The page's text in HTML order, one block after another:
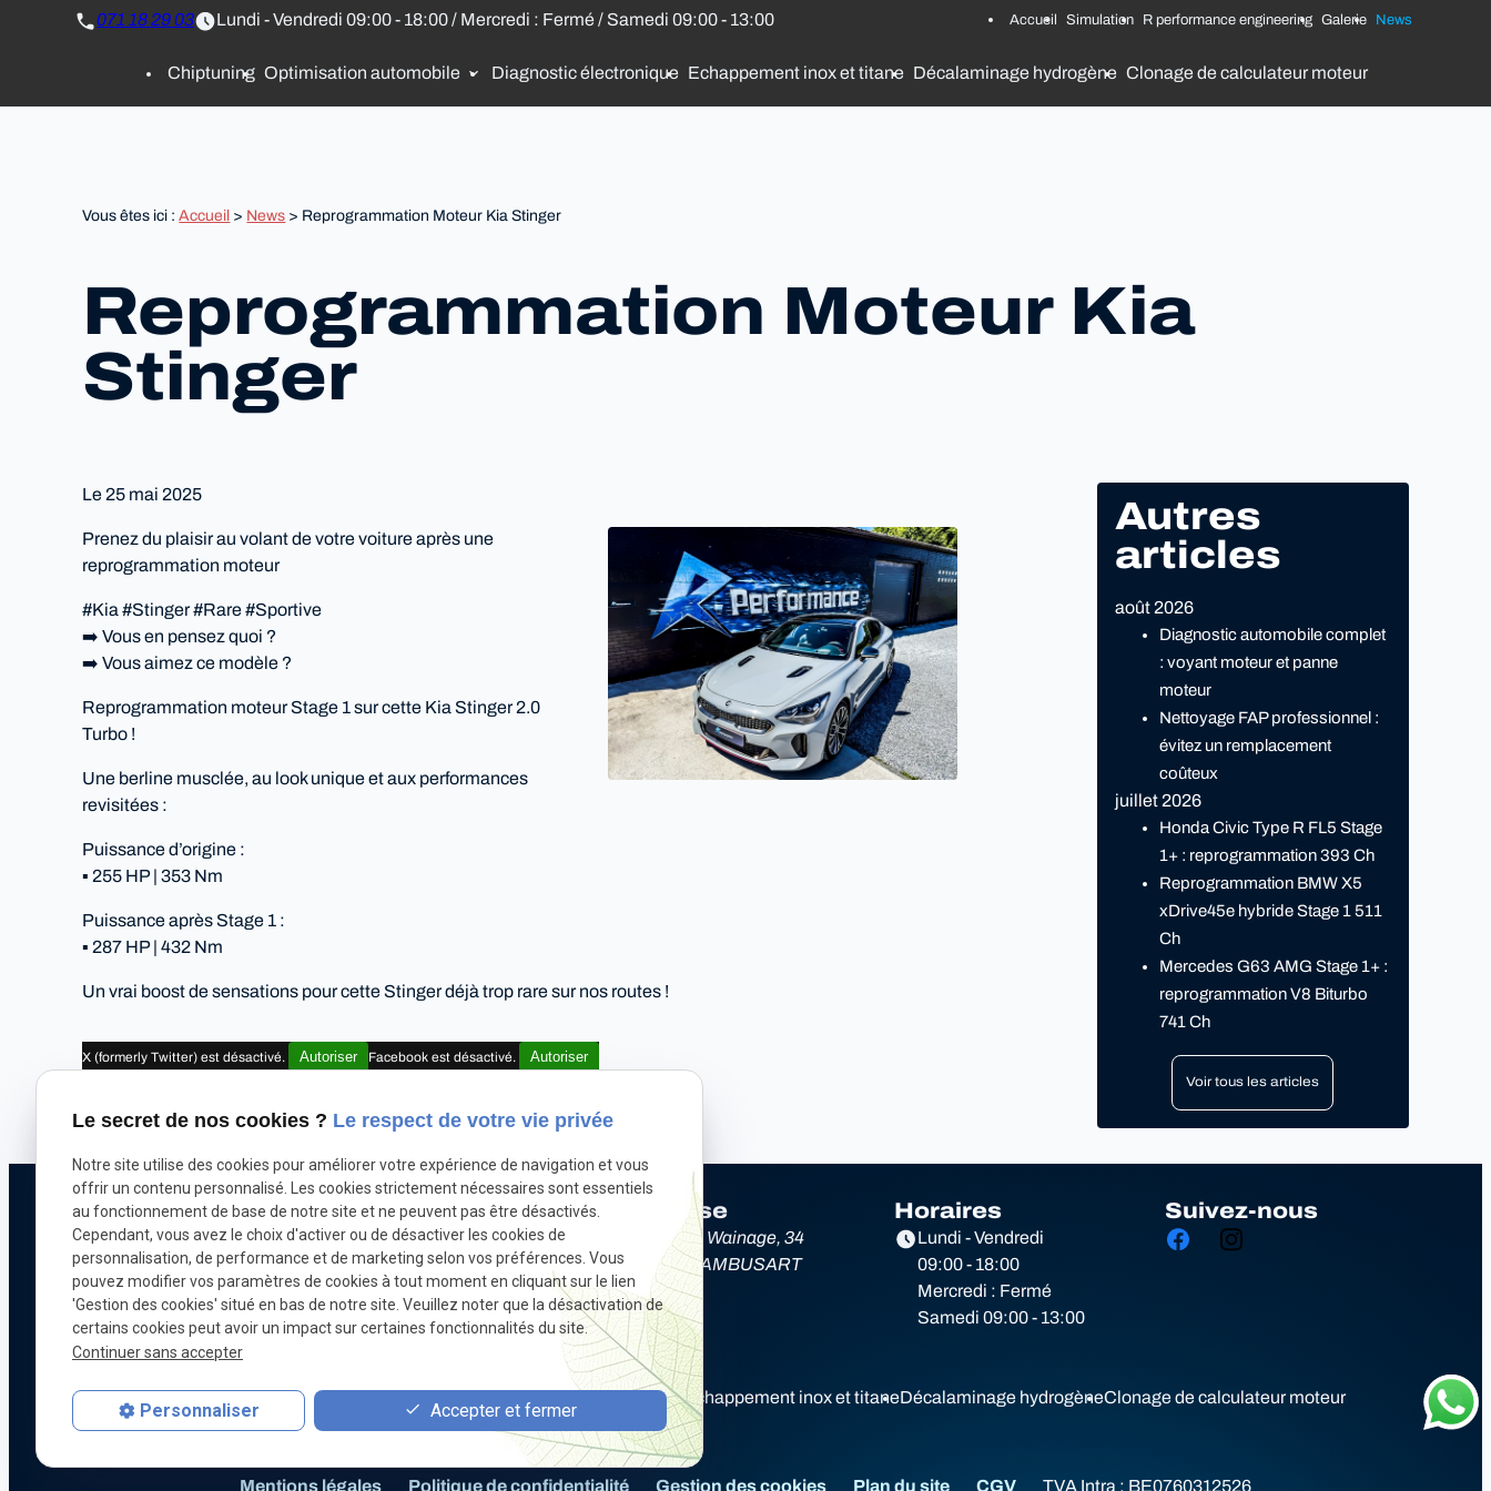
071 18 29 03 Lundi - Vendredi 09:00 - 18:00 / Mercredi : Fermé / Samedi 09:00 - 13:00 Accueil Simulation R performance engineering Galerie News
Chiptuning Optimisation automobile Diagnostic électronique Echappement inox et titane Décalaminage hydrogène Clonage de calculateur moteur
Vous êtes ici : Accueil > News > Reprogrammation Moteur Kia Stinger
Reprogrammation Moteur Kia
Stinger
Le25 mai 2025
Prenez du plaisir au volant de votre voiture après une
reprogrammation moteur
#Kia #Stinger #Rare #Sportive
➡️ Vous en pensez quoi ?
➡️ Vous aimez ce modèle ?
Reprogrammation moteur Stage 1 sur cette Kia Stinger 2.0
Turbo !
Une berline musclée, au look unique et aux performances
revisitées :
Puissance d’origine :
▪️ 255 HP | 353 Nm
Puissance après Stage 1 :
▪️ 287 HP | 432 Nm
Un vrai boost de sensations pour cette Stinger déjà trop rare sur nos routes !
X (formerly Twitter) est désactivé. Autoriser Facebook est désactivé. Autoriser
Autres
articles
août 2026
Diagnostic automobile complet
: voyant moteur et panne
moteur
Nettoyage FAP professionnel :
évitez un remplacement
coûteux
juillet 2026
Honda Civic Type R FL5 Stage
1+ : reprogrammation 393 Ch
Reprogrammation BMW X5
xDrive45e hybride Stage 1 511
Ch
Mercedes G63 AMG Stage 1+ :
reprogrammation V8 Biturbo
741 Ch
Voir tous les articles
Téléphone
Pour nous joindre
071 18 29 03
Adresse
Rue du Wainage, 34
6220 LAMBUSART
Horaires
Lundi - Vendredi
09:00 - 18:00
Mercredi : Fermé
Samedi 09:00 - 13:00
Suivez-nous
Optimisation automobile Diagnostic électroniqueEchappement inox et titaneDécalaminage hydrogèneClonage de calculateur moteur
Panneau de gestion des cookies
Le secret de nos cookies ? Le respect de votre vie privée
Notre site utilise des cookies pour améliorer votre expérience de navigation et vous
offrir un contenu personnalisé. Les cookies strictement nécessaires sont essentiels
au fonctionnement de base de notre site et ne peuvent pas être désactivés.
Cependant, vous avez le choix d'activer ou de désactiver les cookies de
personnalisation, de performance et de marketing selon vos préférences. Vous
pouvez modifier vos paramètres de cookies à tout moment en cliquant sur le lien
'Gestion des cookies' situé en bas de notre site. Veuillez noter que la désactivation de
certains cookies peut avoir un impact sur certaines fonctionnalités du site.
Continuer sans accepter
Personnaliser Accepter et fermer